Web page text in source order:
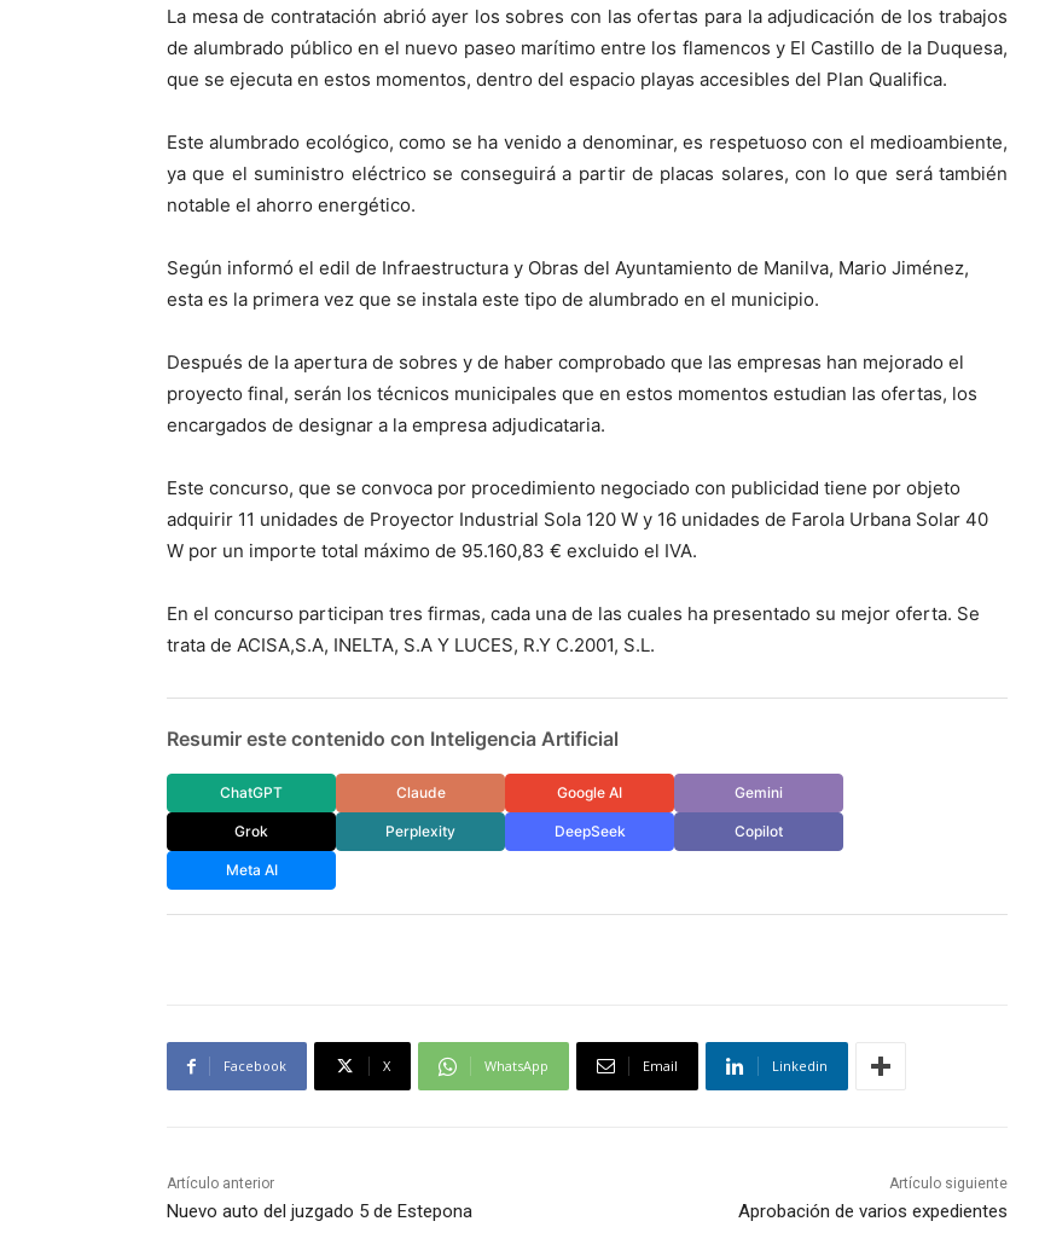
La mesa de contratación abrió ayer los sobres con las ofertas para la adjudicación de los trabajos
de alumbrado público en el nuevo paseo marítimo entre los flamencos y El Castillo de la Duquesa,
que se ejecuta en estos momentos, dentro del espacio playas accesibles del Plan Qualifica.
Este alumbrado ecológico, como se ha venido a denominar, es respetuoso con el medioambiente,
ya que el suministro eléctrico se conseguirá a partir de placas solares, con lo que será también
notable el ahorro energético.
Según informó el edil de Infraestructura y Obras del Ayuntamiento de Manilva, Mario Jiménez,
esta es la primera vez que se instala este tipo de alumbrado en el municipio.
Después de la apertura de sobres y de haber comprobado que las empresas han mejorado el
proyecto final, serán los técnicos municipales que en estos momentos estudian las ofertas, los
encargados de designar a la empresa adjudicataria.
Este concurso, que se convoca por procedimiento negociado con publicidad tiene por objeto
adquirir 11 unidades de Proyector Industrial Sola 120 W y 16 unidades de Farola Urbana Solar 40
W por un importe total máximo de 95.160,83 € excluido el IVA.
En el concurso participan tres firmas, cada una de las cuales ha presentado su mejor oferta. Se
trata de ACISA,S.A, INELTA, S.A Y LUCES, R.Y C.2001, S.L.
Resumir este contenido con Inteligencia Artificial
ChatGPT Claude Google AI Gemini
Grok Perplexity DeepSeek Copilot
Meta AI
Facebook X WhatsApp Email Linkedin
Artículo anterior
Nuevo auto del juzgado 5 de Estepona
Artículo siguiente
Aprobación de varios expedientes